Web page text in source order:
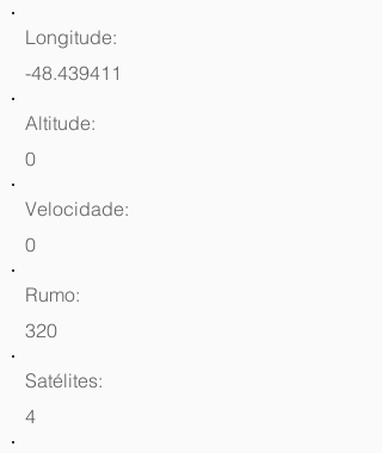
Longitude:
-48.439411
Altitude:
0
Velocidade:
0
Rumo:
320
Satélites:
4